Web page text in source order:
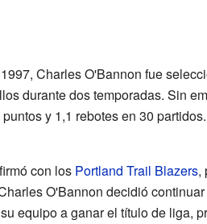
Charles O'Bannon fue
durante dos temporadas. Sin
y 1,1 rebotes en 30
con los Portland Trail Blazers,
O'Bannon decidió
equipo a ganar el título de liga,